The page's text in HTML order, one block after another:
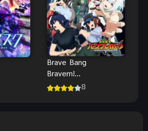
Brave Bang
Bravern!
(2024)
8